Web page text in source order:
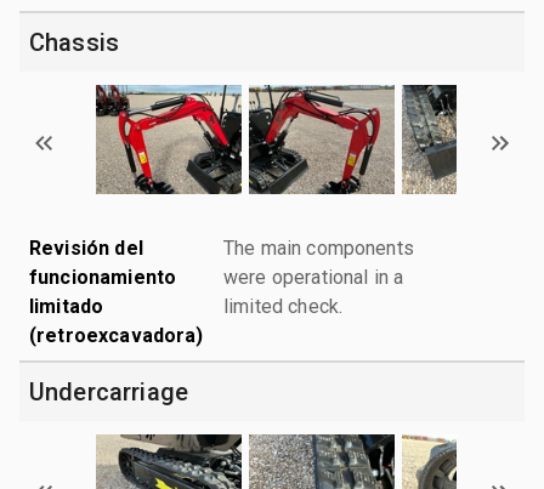
Chassis
Revisión del
funcionamiento
limitado
(retroexcavadora)
The main components
were operational in a
limited check.
Undercarriage